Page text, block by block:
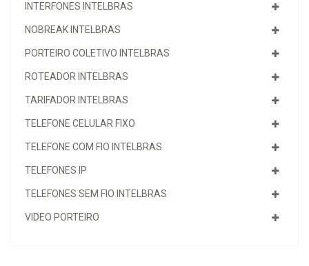
INTERFONES INTELBRAS
NOBREAK INTELBRAS
PORTEIRO COLETIVO INTELBRAS
ROTEADOR INTELBRAS
TARIFADOR INTELBRAS
TELEFONE CELULAR FIXO
TELEFONE COM FIO INTELBRAS
TELEFONES IP
TELEFONES SEM FIO INTELBRAS
VIDEO PORTEIRO